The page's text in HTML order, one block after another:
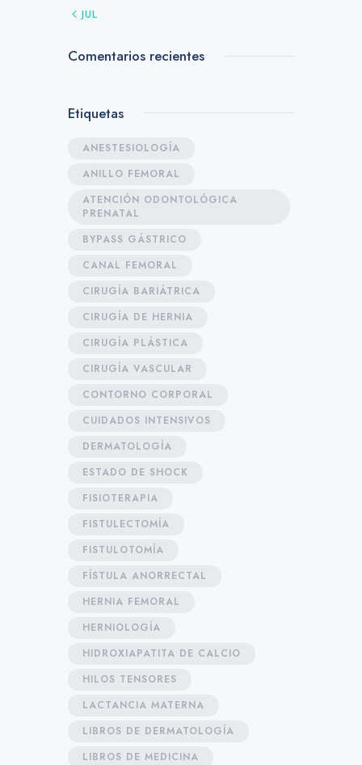
« JUL
Comentarios recientes
Etiquetas
ANESTESIOLOGÍA
ANILLO FEMORAL
ATENCIÓN ODONTOLÓGICA
PRENATAL
BYPASS GÁSTRICO
CANAL FEMORAL
CIRUGÍA BARIÁTRICA
CIRUGÍA DE HERNIA
CIRUGÍA PLÁSTICA
CIRUGÍA VASCULAR
CONTORNO CORPORAL
CUIDADOS INTENSIVOS
DERMATOLOGÍA
ESTADO DE SHOCK
FISIOTERAPIA
FISTULECTOMÍA
FISTULOTOMÍA
FÍSTULA ANORRECTAL
HERNIA FEMORAL
HERNIOLOGÍA
HIDROXIAPATITA DE CALCIO
HILOS TENSORES
LACTANCIA MATERNA
LIBROS DE DERMATOLOGÍA
LIBROS DE MEDICINA